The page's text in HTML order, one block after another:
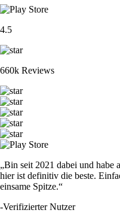
4.5
660k Reviews
„Bin seit 2021 dabei und habe
hier ist definitiv die beste.
einsame Spitze.“
-Verifizierter Nutzer